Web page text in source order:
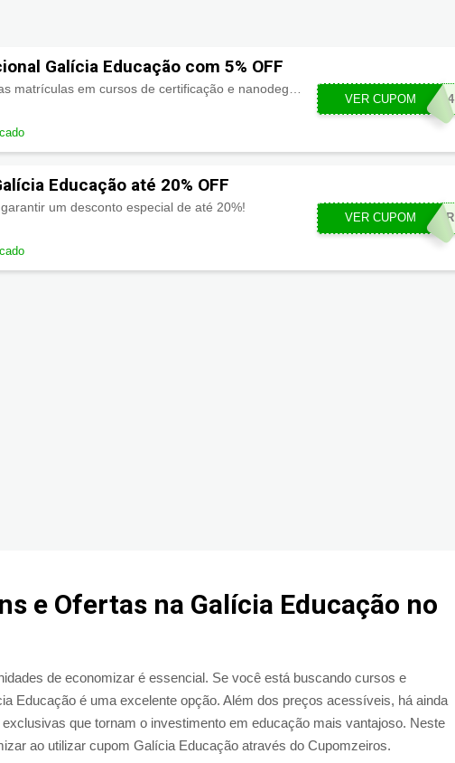
Galícia Educação com 5% OFF
VER CUPOMACHEI404
Educação até 20% OFF
um desconto especial de até 20%!
VER CUPOM
20PRESENTEAR
e Ofertas na Galícia Educação no
de economizar é essencial. Se você está buscando cursos e
Educação é uma excelente opção. Além dos preços acessíveis, há ainda
que tornam o investimento em educação mais vantajoso. Neste
ao utilizar cupom Galícia Educação através do Cupomzeiros.